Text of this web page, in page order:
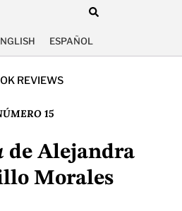
ESPAÑOL
REVIEWS
15
de Alejandra
Morales